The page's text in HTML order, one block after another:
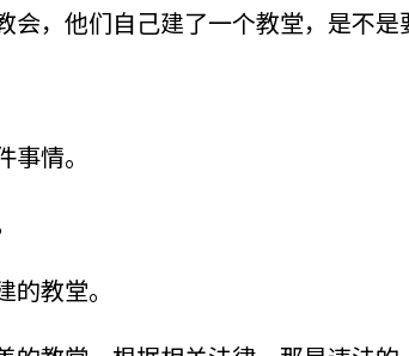
，他们自己建了一个教堂，是不是
情。
教堂。